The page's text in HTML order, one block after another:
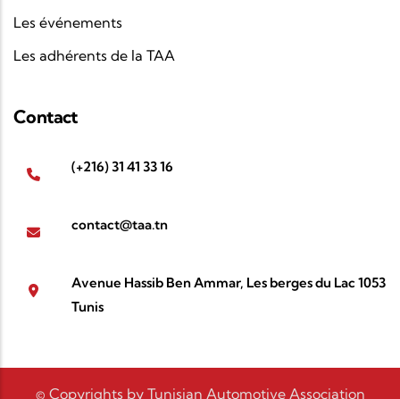
Les événements
Les adhérents de la TAA
Contact
(+216) 31 41 33 16
contact@taa.tn
Avenue Hassib Ben Ammar, Les berges du Lac 1053
Tunis
© Copyrights by Tunisian Automotive Association